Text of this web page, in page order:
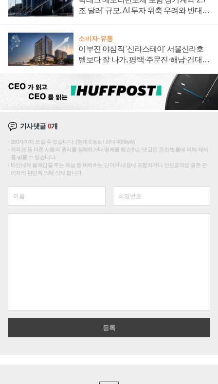
조 달러' 규모, AI 투자 위축 우려와 반대
소비자·유통
이부진 야심작 '신라스테이' 서울신라호
텔보다 잘 나가, 평택·주문진·해남·건대로
기사댓글0개
200자까지 쓰실 수 있습니다. (현재 0 byte / 최대 400byte)
저작권 등 다른 사람의 권리를 침해하거나 명예를 훼손하는 댓글은 관련 법률에 의해 제재
를 받을 수 있습니다.
타인에게 불쾌감을 주는 욕설 등 비하하는 단어가 내용에 포함되거나 인신공격성 글은 관
리자의 판단에 의해 삭제 합니다.